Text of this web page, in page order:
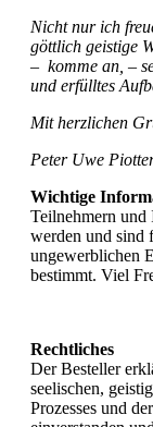
Nicht nur ich
göttlich geistige
– komme an, –
und erfülltes
Mit herzlichen
Peter Uwe
Wichtige
Teilnehmern und
werden und sind
ungewerblichen
bestimmt. Viel
Rechtliches
Der Besteller
seelischen,
Prozesses und